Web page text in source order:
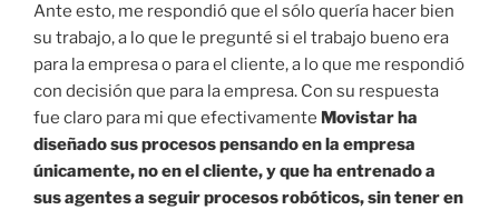
Ante esto, me respondió que el sólo quería hacer bien
su trabajo, a lo que le pregunté si el trabajo bueno era
para la empresa o para el cliente, a lo que me respondió
con decisión que para la empresa. Con su respuesta
fue claro para mi que efectivamente Movistar ha
diseñado sus procesos pensando en la empresa
únicamente, no en el cliente, y que ha entrenado a
sus agentes a seguir procesos robóticos, sin tener en